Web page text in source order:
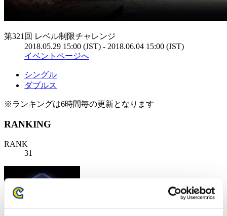
第321回 レベル制限チャレンジ
2018.05.29 15:00 (JST) - 2018.06.04 15:00 (JST)
イベントページへ
シングル
ダブルス
※ランキングは6時間毎の更新となります
RANKING
RANK
31